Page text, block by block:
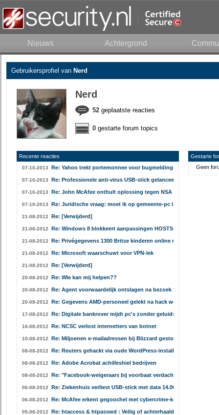
Nieuws Achtergrond
Gebruikersprofiel van Nerd
Nerd
52geplaatste reacties
0gestarte forum topics
Recente reacties
07-10-2013 Re: Yahoo trekt portemonnee voor bugmeldingen
07-10-2013 Re: Professionele anti-virus USB-stick gelanceerd
07-10-2013 Re: John McAfee onthult oplossing tegen NSA
07-10-2013 Re: Juridische vraag: moet ik op gemeente-pc
21-08-2012 Re: [Verwijderd]
21-08-2012 Re: Windows 8 blokkeert aanpassingen HOSTS-bestand
21-08-2012 Re: Privégegevens 1300 Britse kinderen online na 'aanval'
21-08-2012 Re: Microsoft waarschuwt voor VPN-lek
21-08-2012 Re: [Verwijderd]
20-08-2012 Re: WIe kan mij helpen??
20-08-2012 Re: Agent voorwaardelijk ontslagen na bezoek foute websites
20-08-2012 Re: Gegevens AMD-personeel gelekt na hack weblog
17-08-2012 Re: Digitale bankrover mijdt pc's zonder geluidskaart
16-08-2012 Re: NCSC verlost internetters van botnet
10-08-2012 Re: Miljoenen e-mailadressen bij Blizzard gestolen
08-08-2012 Re: Reuters gehackt via oude WordPress-installatie
08-08-2012 Re: Adobe Acrobat achilleshiel bedrijven
08-08-2012 Re: "Facebook-weigeraars bij voorbaat verdacht"
06-08-2012 Re: Ziekenhuis verliest USB-stick met data 14.000 patiënten
06-08-2012 Re: McAfee erkent gegoochel met cybercrime-kosten
05-08-2012 Re: htaccess & htpasswd : Veilig of achterhaald ?
Gestarte
Geen